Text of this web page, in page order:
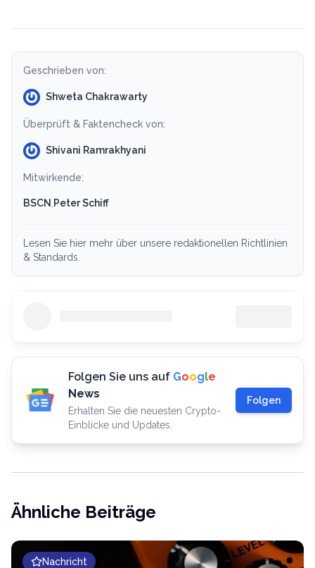
Geschrieben von:
Shweta Chakrawarty
Überprüft & Faktencheck von:
Shivani Ramrakhyani
Mitwirkende:
BSCN Peter Schiff
Lesen Sie hier mehr über unsere redaktionellen Richtlinien
& Standards.
Folgen Sie uns auf Google
News
Erhalten Sie die neuesten Crypto-
Einblicke und Updates.
Folgen
Ähnliche Beiträge
Nachricht